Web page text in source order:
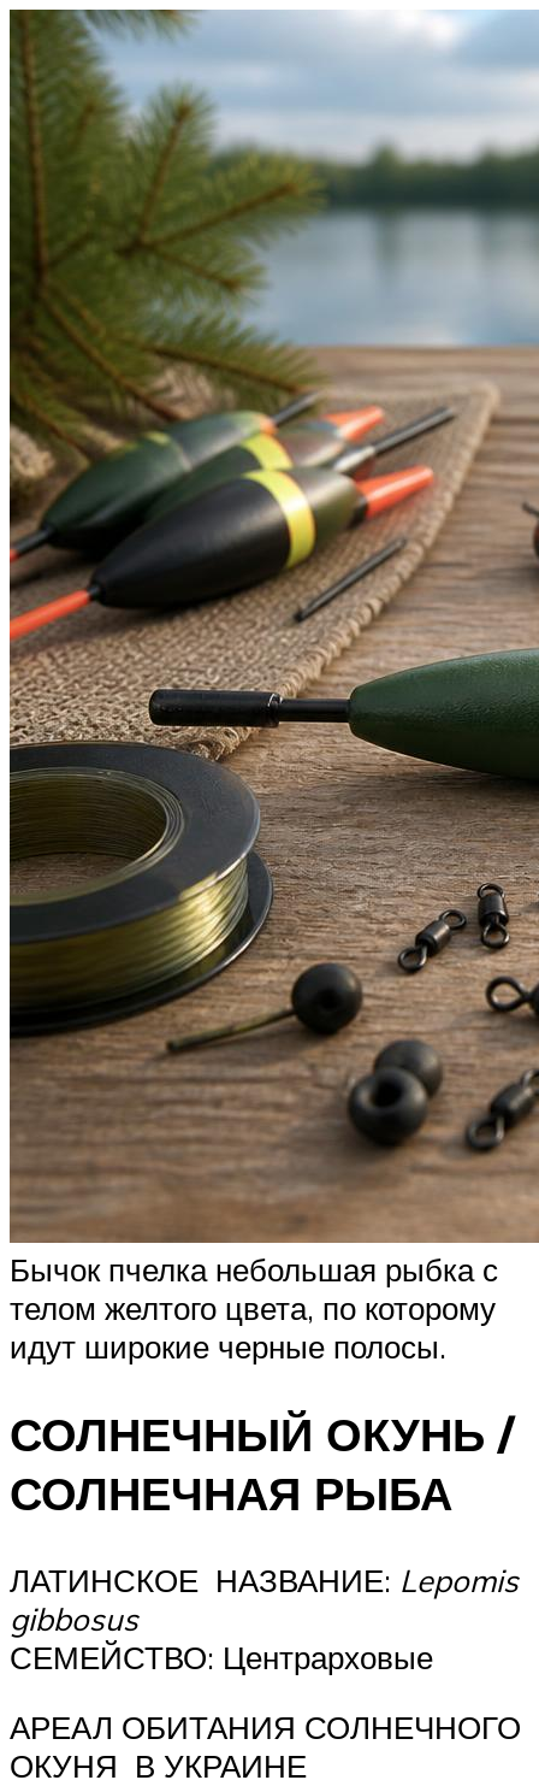
Бычок пчелка небольшая рыбка с
телом желтого цвета, по которому
идут широкие черные полосы.
СОЛНЕЧНЫЙ ОКУНЬ /
СОЛНЕЧНАЯ РЫБА
ЛАТИНСКОЕ НАЗВАНИЕ: Lepomis
gibbosus
СЕМЕЙСТВО: Центрарховые
АРЕАЛ ОБИТАНИЯ СОЛНЕЧНОГО
ОКУНЯ В УКРАИНЕ